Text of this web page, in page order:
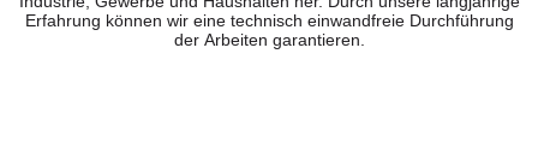
Erfahrung können wir eine technisch einwandfreie Durchführung
der Arbeiten garantieren.